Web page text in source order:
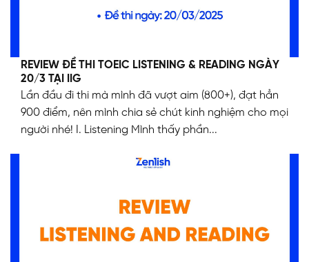
REVIEW ĐỀ THI TOEIC LISTENING & READING NGÀY
20/3 TẠI IIG
Lần đầu đi thi mà mình đã vượt aim (800+), đạt hẳn
900 điểm, nên mình chia sẻ chút kinh nghiệm cho mọi
người nhé! I. Listening Mình thấy phần...